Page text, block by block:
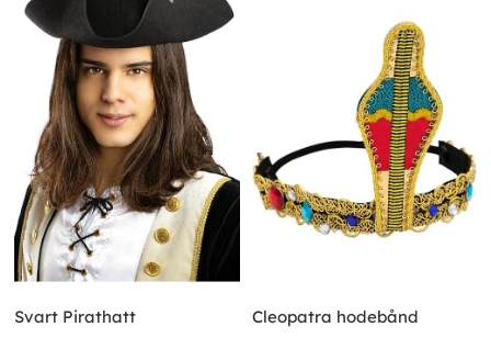
Svart Pirathatt Cleopatra hodebånd